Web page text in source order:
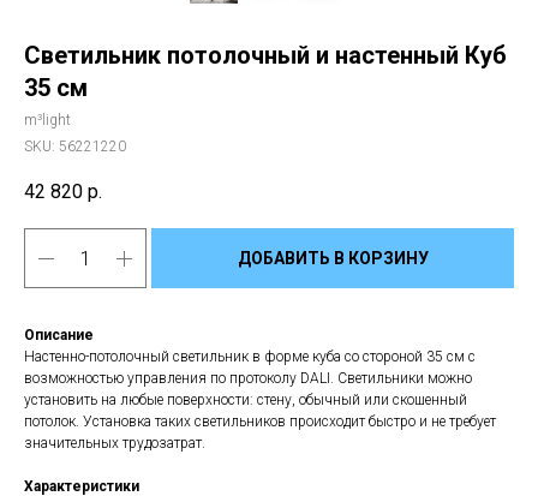
Светильник потолочный и настенный Куб
35 см
m³light
SKU: 56221220
42 820 р.
ДОБАВИТЬ В КОРЗИНУ
Описание
Настенно-потолочный светильник в форме куба со стороной 35 см с
возможностью управления по протоколу DALI. Светильники можно
установить на любые поверхности: стену, обычный или скошенный
потолок. Установка таких светильников происходит быстро и не требует
значительных трудозатрат.
Характеристики